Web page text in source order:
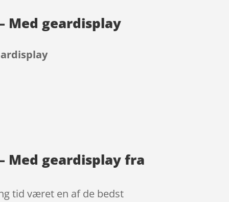
Med geardisplay
Med geardisplay fra
tid været en af de bedst